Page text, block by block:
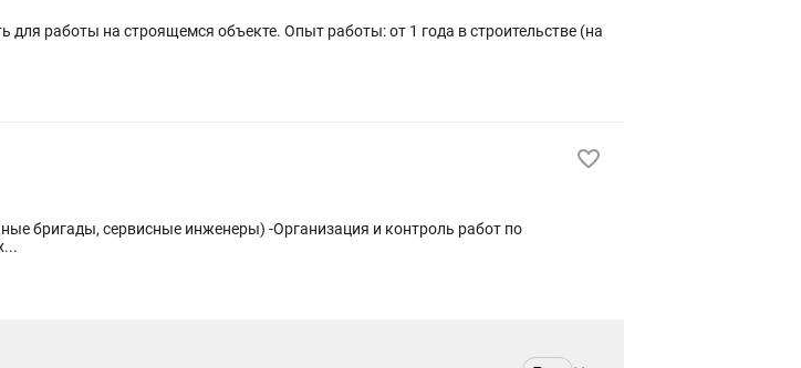
работы на строящемся объекте. Опыт работы: от 1 года в строительстве (на